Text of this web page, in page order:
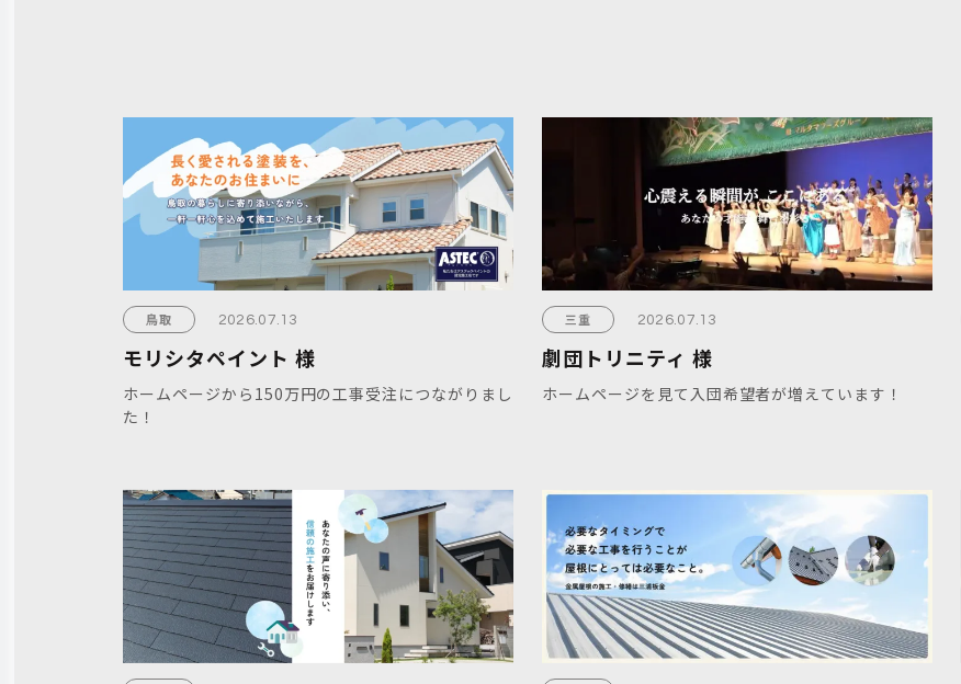
鳥取 2026.07.13
モリシタペイント 様
ホームページから150万円の工事受注につながりまし
た！
三重 2026.07.13
劇団トリニティ 様
ホームページを見て入団希望者が増えています！